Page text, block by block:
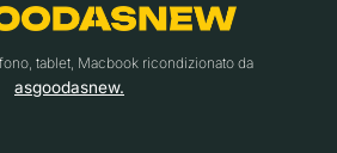
tablet, Macbook ricondizionato da
asgoodasnew.